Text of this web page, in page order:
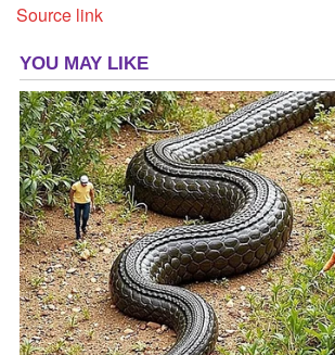
Source link